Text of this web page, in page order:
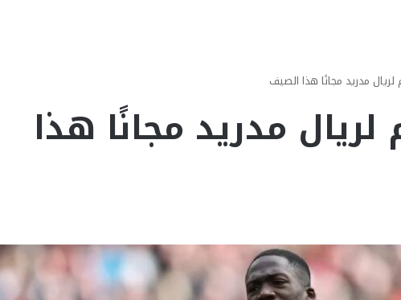
مدريد مجانًا هذا الصيف
مدريد مجانًا هذا